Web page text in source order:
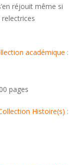
réjouit même si
académique :
pages
Histoire(s) :